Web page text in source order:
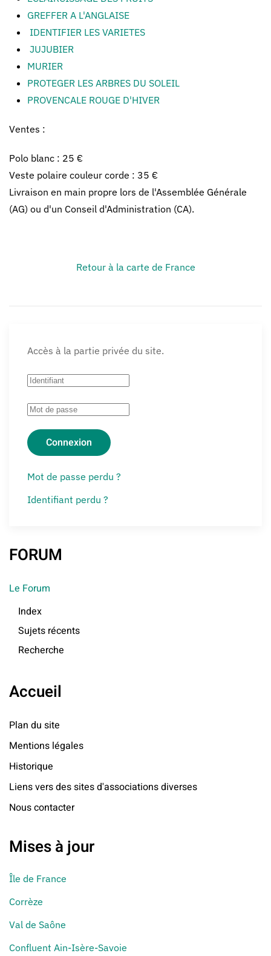
GREFFER A L'ANGLAISE
IDENTIFIER LES VARIETES
JUJUBIER
MURIER
PROTEGER LES ARBRES DU SOLEIL
PROVENCALE ROUGE D'HIVER
Ventes :
Polo blanc : 25 €
Veste polaire couleur corde : 35 €
Livraison en main propre lors de l'Assemblée Générale
(AG) ou d'un Conseil d'Administration (CA).
Retour à la carte de France
Accès à la partie privée du site.
Connexion
Mot de passe perdu ?
Identifiant perdu ?
FORUM
Le Forum
Index
Sujets récents
Recherche
Accueil
Plan du site
Mentions légales
Historique
Liens vers des sites d'associations diverses
Nous contacter
Mises à jour
Île de France
Corrèze
Val de Saône
Confluent Ain-Isère-Savoie